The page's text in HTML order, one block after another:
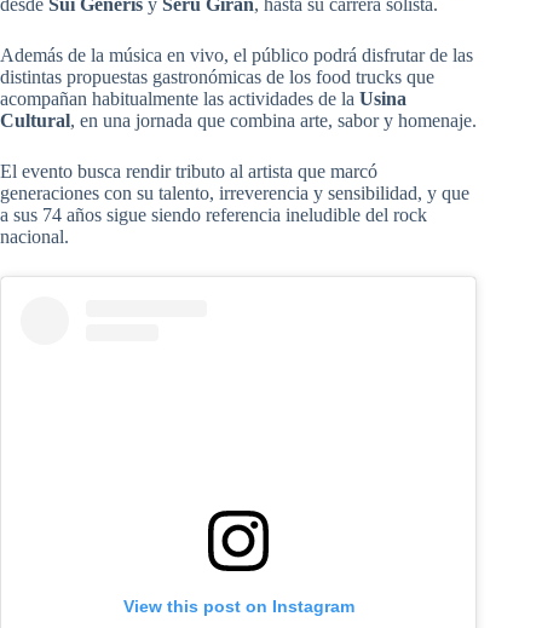
Además de la música en vivo, el público podrá disfrutar de las
distintas propuestas gastronómicas de los food trucks que
acompañan habitualmente las actividades de la Usina
Cultural, en una jornada que combina arte, sabor y homenaje.
El evento busca rendir tributo al artista que marcó
generaciones con su talento, irreverencia y sensibilidad, y que
a sus 74 años sigue siendo referencia ineludible del rock
nacional.
View this post on Instagram